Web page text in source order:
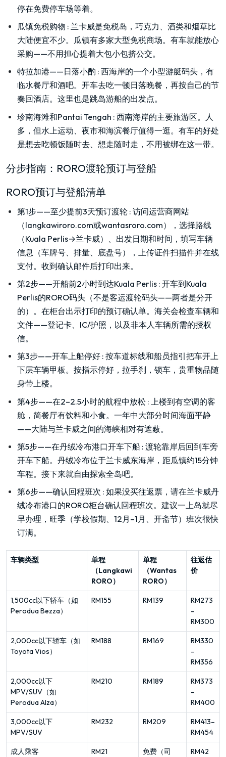
停在免费停车场等着。
瓜镇免税购物 : 兰卡威是免税岛，巧克力、酒类和烟草比
大陆便宜不少。瓜镇有多家大型免税商场。有车就能放心
采购——不用担心提着大包小包挤公交。
特拉加港——日落小酌 : 西海岸的一个小型游艇码头，有
临水餐厅和酒吧。开车去吃一顿日落晚餐，再按自己的节
奏回酒店。这里也是跳岛游船的出发点。
珍南海滩和Pantai Tengah : 西南海岸的主要旅游区。人
多，但水上运动、夜市和海滨餐厅值得一逛。有车的好处
是想去吃顿饭随时去、想走随时走，不用被绑在这一带。
分步指南：RORO渡轮预订与登船
RORO预订与登船清单
第1步——至少提前3天预订渡轮 : 访问运营商网站
（langkawiroro.com或wantasroro.com），选择路线
（Kuala Perlis→兰卡威）、出发日期和时间，填写车辆
信息（车牌号、排量、底盘号），上传证件扫描件并在线
支付。收到确认邮件后打印出来。
第2步——开船前2小时到达Kuala Perlis : 开车到Kuala
Perlis的RORO码头（不是客运渡轮码头——两者是分开
的）。在柜台出示打印的预订确认单。海关会检查车辆和
文件——登记卡、IC/护照，以及非本人车辆所需的授权
信。
第3步——开车上船停好 : 按车道标线和船员指引把车开上
下层车辆甲板。按指示停好，拉手刹，锁车，贵重物品随
身带上楼。
第4步——在2–2.5小时的航程中放松 : 上楼到有空调的客
舱，简餐厅有饮料和小食。一年中大部分时间海面平静
——大陆与兰卡威之间的海峡相对有遮蔽。
第5步——在丹绒冷布港口开车下船 : 渡轮靠岸后回到车旁
开车下船。丹绒冷布位于兰卡威东海岸，距瓜镇约15分钟
车程。接下来就自由探索全岛吧。
第6步——确认回程班次 : 如果没买往返票，请在兰卡威丹
绒冷布港口的RORO柜台确认回程班次。建议一上岛就尽
早办理，旺季（学校假期、12月–1月、开斋节）班次很快
订满。
车辆类型
单程
（Langkawi
RORO）
单程
（Wantas
RORO）
往返估
价
1,500cc以下轿车（如
Perodua Bezza）
RM155 RM139
RM273
–
RM300
2,000cc以下轿车（如
Toyota Vios）
RM188 RM169
RM330
–
RM356
2,000cc以下
MPV/SUV（如
Perodua Alza）
RM210 RM189
RM373
–
RM400
3,000cc以下
MPV/SUV
RM232 RM209
RM413–
RM454
成人乘客 RM21
免费（司
RM42